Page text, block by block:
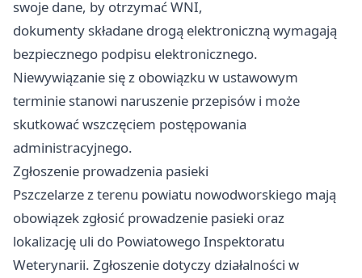
swoje dane, by otrzymać WNI,
dokumenty składane drogą elektroniczną wymagają
bezpiecznego podpisu elektronicznego.
Niewywiązanie się z obowiązku w ustawowym
terminie stanowi naruszenie przepisów i może
skutkować wszczęciem postępowania
administracyjnego.
Zgłoszenie prowadzenia pasieki
Pszczelarze z terenu powiatu nowodworskiego mają
obowiązek zgłosić prowadzenie pasieki oraz
lokalizację uli do Powiatowego Inspektoratu
Weterynarii. Zgłoszenie dotyczy działalności w